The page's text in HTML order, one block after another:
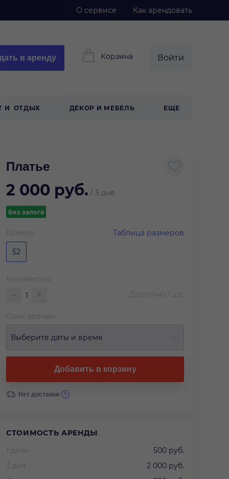
О сервисе Как арендовать
в аренду Корзина Войти
И ОТДЫХ ДЕКОР И МЕБЕЛЬ ЕЩЕ
Платье
2 000 руб. / 3 дня
Без залога
Таблица размеров
Размер
52
Количество
Доступно 1 шт.
Срок аренды
Выберите даты и время
Добавить в корзину
Нет доставки
СТОИМОСТЬ АРЕНДЫ
1 день
500 руб.
3 дня
2 000 руб.